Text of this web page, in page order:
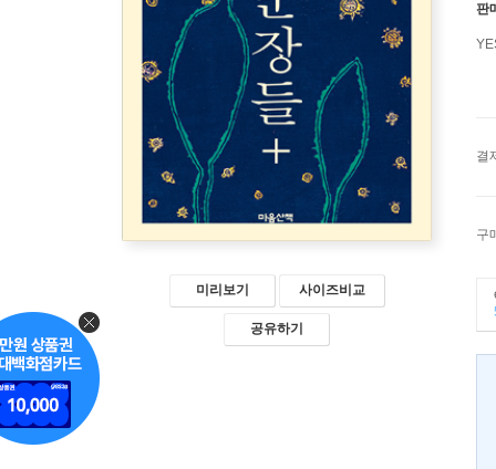
미리보기 사이즈비교
공유하기
판
결
구